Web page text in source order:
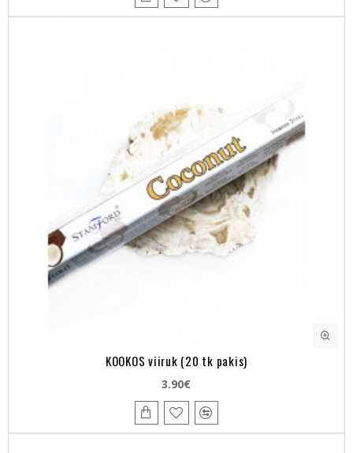
KOOKOS viiruk (20 tk pakis)
3.90€